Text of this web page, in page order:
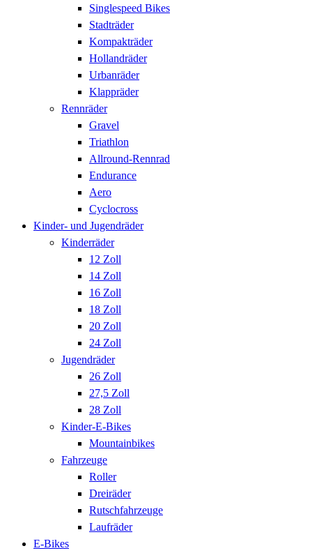
Singlespeed Bikes
Stadträder
Kompakträder
Hollandräder
Urbanräder
Klappräder
Rennräder
Gravel
Triathlon
Allround-Rennrad
Endurance
Aero
Cyclocross
Kinder- und Jugendräder
Kinderräder
12 Zoll
14 Zoll
16 Zoll
18 Zoll
20 Zoll
24 Zoll
Jugendräder
26 Zoll
27,5 Zoll
28 Zoll
Kinder-E-Bikes
Mountainbikes
Fahrzeuge
Roller
Dreiräder
Rutschfahrzeuge
Laufräder
E-Bikes